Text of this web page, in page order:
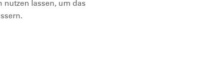
nutzen lassen, um das